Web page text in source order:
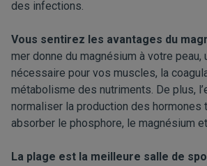
des infections.
Vous sentirez les avantages du
mer donne du magnésium à votre peau,
nécessaire pour vos muscles, la
métabolisme des nutriments. De plus,
normaliser la production des hormones
absorber le phosphore, le magnésium
La plage est la meilleure salle de